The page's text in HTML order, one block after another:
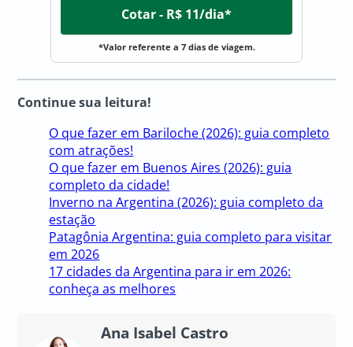
Cotar - R$ 11/dia*
*Valor referente a 7 dias de viagem.
Continue sua leitura!
O que fazer em Bariloche (2026): guia completo
com atrações!
O que fazer em Buenos Aires (2026): guia
completo da cidade!
Inverno na Argentina (2026): guia completo da
estação
Patagônia Argentina: guia completo para visitar
em 2026
17 cidades da Argentina para ir em 2026:
conheça as melhores
Ana Isabel Castro